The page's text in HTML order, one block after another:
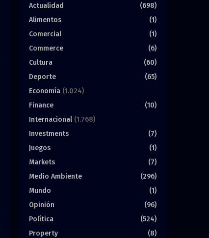
Actualidad
(698)
Alimentos
(1)
Comercial
(1)
Commerce
(6)
Cultura
(60)
Deporte
(65)
Economía (1.024)
Finance
(10)
Internacional (1.768)
Investments
(7)
Juegos
(1)
Markets
(7)
Medio Ambiente
(296)
Mundo
(1)
Opinión
(96)
Política
(524)
Property
(8)